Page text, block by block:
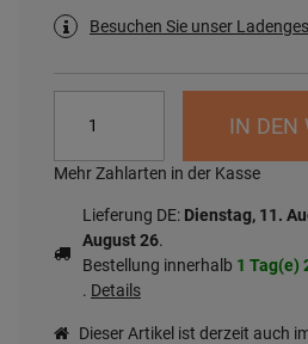
Besuchen Sie unser
IN DEN
Mehr Zahlarten in der Kasse
Lieferung DE: Dienstag, 11.
August 26.
Bestellung innerhalb 1 Tag(e)
. Details
Dieser Artikel ist derzeit auch